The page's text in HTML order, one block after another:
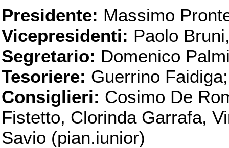
Presidente: Massimo
Vicepresidenti: Paolo
Segretario: Domenico
Tesoriere: Guerrino Faidiga;
Consiglieri: Cosimo De
Fistetto, Clorinda Garrafa,
Savio (pian.iunior)